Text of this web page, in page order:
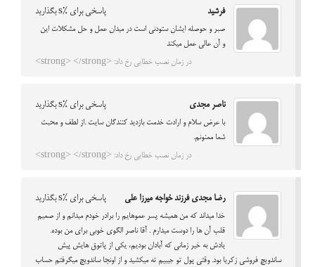
فرشید پاسخی برای %s بگذارید
صبر و حوصله ایشان ستودنی است در میدان عمل و حل مشکلات این
و آن عالی عمل میکند
در زمان نصب خطایی رخ داد: <strong> </strong>
ناصر مجدی پاسخی برای %s بگذارید
با عرض سلام و ارادت خدمت بازدید کنندگان سایت .از لطف و محبت
شما ممنونم.
در زمان نصب خطایی رخ داد: <strong> </strong>
رضا مجدی فرزند خواجه میرزا علی پاسخی برای %s بگذارید
خدا میداند که من همیشه پسر عموهایم را برادر خودم میدانم و از صمیم
قلب آن ها را دوست میدارم . آقا ناصر الگوی خوبی برای من بوده.
یادش به خیر زمانی که آبادان بودیم، یکی از پاتوق هایش پیش
ساندویچ فروشی زکریا بود. وقتی پول تو جیبیم ته میکشید و از اونجا ساندویچ میگرفتم حساب